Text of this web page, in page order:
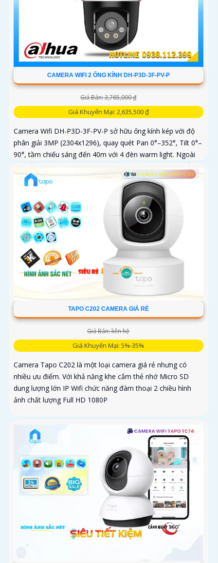
CAMERA WIFI 2 ỐNG KÍNH DH-P3D-3F-PV-P
Giá Bán: 3,765,000 ₫
Giá Khuyến Mại: 2,635,500 ₫
Camera Wifi DH-P3D-3F-PV-P sở hữu ống kính kép với độ
phân giải 3MP (2304x1296), quay quét Pan 0°–352°, Tilt 0°–
90°, tầm chiếu sáng đến 40m với 4 đèn warm light. Ngoài
ra, mẫu camera này còn đạt chuẩn chống nước IP66, hỗ trợ
thẻ nhớ tối đa 256GB, kết nối Wi-Fi 2
TAPO C202 CAMERA GIÁ RẺ
Giá Bán: liên hệ
Giá Khuyến Mại: 5%-35%
Camera Tapo C202 là một loại camera giá rẻ nhưng có
nhiều ưu điểm. Với khả năng khe cắm thẻ nhớ Micro SD
dung lượng lớn IP Wifi chức năng đàm thoại 2 chiều hình
ảnh chất lượng Full HD 1080P